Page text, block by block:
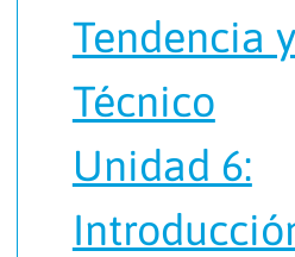
Tendencia
Técnico
Unidad 6: